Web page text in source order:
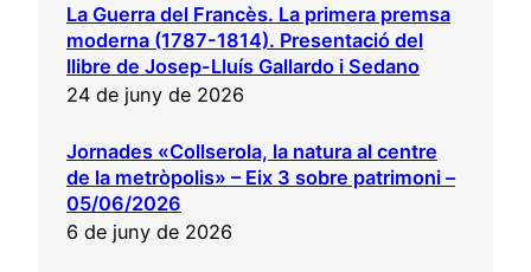
La Guerra del Francès. La primera premsa
moderna (1787-1814). Presentació del
llibre de Josep-Lluís Gallardo i Sedano
24 de juny de 2026
Jornades «Collserola, la natura al centre
de la metròpolis» – Eix 3 sobre patrimoni –
05/06/2026
6 de juny de 2026